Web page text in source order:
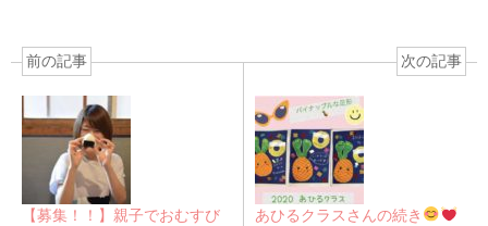
前の記事
【募集！！】親子でおむすび
次の記事
あひるクラスさんの続き